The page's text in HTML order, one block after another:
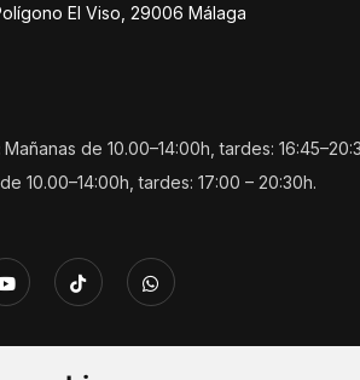
El Viso, 29006 Málaga
Mañanas de 10.00–14:00h, tardes:
10.00–14:00h, tardes: 17:00 – 20:30h.